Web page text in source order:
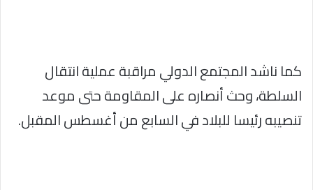
كما ناشد المجتمع الدولي مراقبة عملية انتقال
السلطة، وحث أنصاره على المقاومة حتى موعد
تنصيبه رئيسا للبلاد في السابع من أغسطس المقبل.